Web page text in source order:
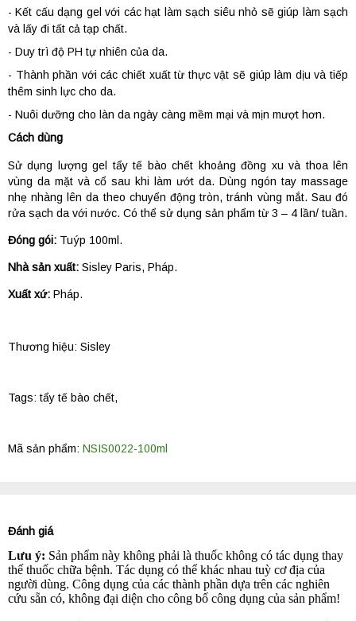
- Kết cấu dạng gel với các hạt làm sạch siêu nhỏ sẽ giúp làm sạch
và lấy đi tất cả tạp chất.
- Duy trì độ PH tự nhiên của da.
- Thành phần với các chiết xuất từ thực vật sẽ giúp làm dịu và tiếp
thêm sinh lực cho da.
- Nuôi dưỡng cho làn da ngày càng mềm mại và mịn mượt hơn.
Cách dùng
Sử dụng lượng gel tẩy tế bào chết khoảng đồng xu và thoa lên
vùng da mặt và cổ sau khi làm ướt da. Dùng ngón tay massage
nhẹ nhàng lên da theo chuyển động tròn, tránh vùng mắt. Sau đó
rửa sạch da với nước. Có thể sử dụng sản phẩm từ 3 – 4 lần/ tuần.
Đóng gói: Tuýp 100ml.
Nhà sản xuất: Sisley Paris, Pháp.
Xuất xứ: Pháp.
Thương hiệu: Sisley
Tags: tẩy tế bào chết,
Mã sản phẩm: NSIS0022-100ml
Đánh giá
Lưu ý: Sản phẩm này không phải là thuốc không có tác dụng thay
thế thuốc chữa bệnh. Tác dụng có thể khác nhau tuỳ cơ địa của
người dùng. Công dụng của các thành phần dựa trên các nghiên
cứu sẵn có, không đại diện cho công bố công dụng của sản phẩm!